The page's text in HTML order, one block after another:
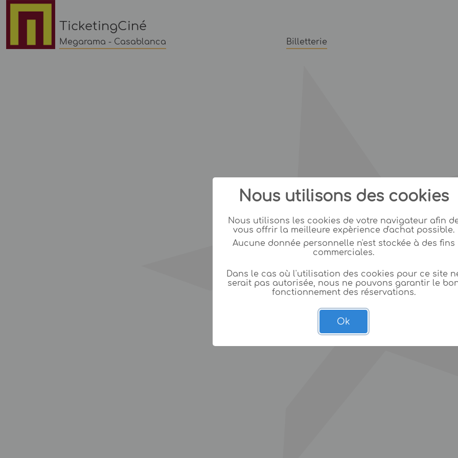
TicketingCiné
Megarama - Casablanca Billetterie
Nous utilisons des cookies
Nous utilisons les cookies de votre navigateur afin
vous offrir la meilleure expèrience d'achat possible.
Aucune donnée personnelle n'est stockée à des fins
commerciales.
Dans le cas où l'utilisation des cookies pour ce site
serait pas autorisée, nous ne pouvons garantir le
fonctionnement des réservations.
Ok